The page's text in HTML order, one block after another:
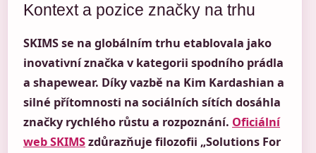
Kontext a pozice značky na trhu
SKIMS se na globálním trhu etablovala jako
inovativní značka v kategorii spodního prádla
a shapewear. Díky vazbě na Kim Kardashian a
silné přítomnosti na sociálních sítích dosáhla
značky rychlého růstu a rozpoznání. Oficiální
web SKIMSzdůrazňuje filozofii „Solutions For